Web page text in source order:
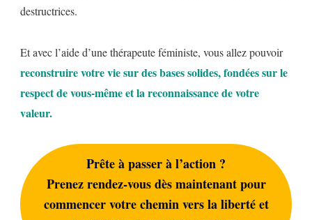
destructrices.
Et avec l’aide d’une thérapeute féministe, vous allez pouvoir
reconstruire votre vie sur des bases solides, fondées sur le
respect de vous-même et la reconnaissance de votre
valeur.
Prête à passer à l’action ?
Prenez rendez-vous dès maintenant pour
commencer votre chemin vers la liberté et